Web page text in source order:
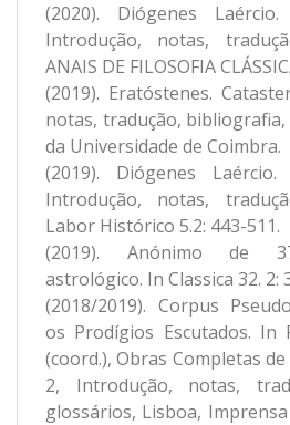
(2020). Diógenes
Introdução, notas,
ANAIS DE FILOSOFIA
(2019). Eratóstenes.
notas, tradução,
da Universidade de Coimbra.
(2019). Diógenes
Introdução, notas,
Labor Histórico 5.2: 443-511.
(2019). Anónimo de
astrológico. In Classica 32. 2:
(2018/2019). Corpus
os Prodígios Escutados. In
(coord.), Obras Completas
2, Introdução, notas,
glossários, Lisboa,